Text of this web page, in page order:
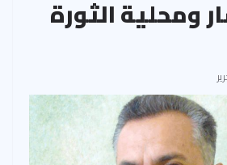
ومحلية الثورة